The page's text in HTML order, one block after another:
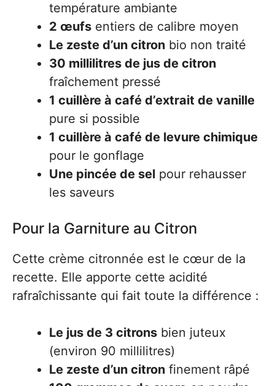
température ambiante
2 œufs entiers de calibre moyen
Le zeste d’un citron bio non traité
30 millilitres de jus de citron
fraîchement pressé
1 cuillère à café d’extrait de vanille
pure si possible
1 cuillère à café de levure chimique
pour le gonflage
Une pincée de sel pour rehausser
les saveurs
Pour la Garniture au Citron
Cette crème citronnée est le cœur de la
recette. Elle apporte cette acidité
rafraîchissante qui fait toute la différence :
Le jus de 3 citrons bien juteux
(environ 90 millilitres)
Le zeste d’un citron finement râpé